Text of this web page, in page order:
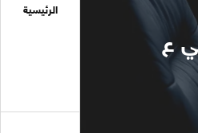
الرئيسية
مجال العلوم السياسية ابتدا من ع7-1979 حتي ع